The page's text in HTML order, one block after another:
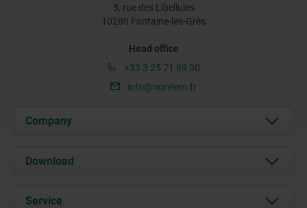
5, rue des Libellules
10280 Fontaine-les-Grès
Head office
+33 3 25 71 89 30
info@norelem.fr
Company
About us
Contact
Download
Service